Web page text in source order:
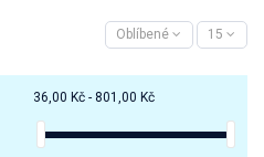
Oblíbené 15
36,00 Kč - 801,00 Kč